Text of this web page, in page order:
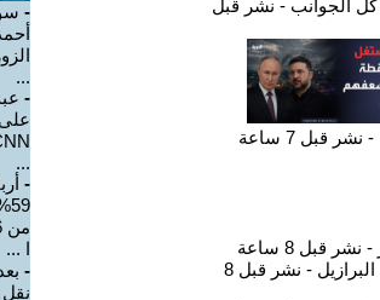
-
...
-
...
-
ا ...
-